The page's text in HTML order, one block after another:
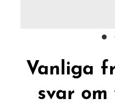
Vanliga
svar